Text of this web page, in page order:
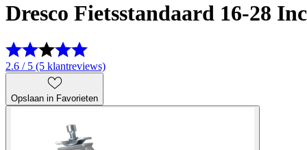
Dresco Fietsstandaard 16-28
2.6 / 5 (5 klantreviews)
Opslaan in Favorieten